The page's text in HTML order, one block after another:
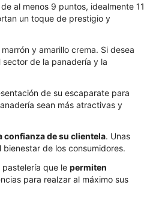
al menos 9 puntos, idealmente 11
un toque de prestigio y
y amarillo crema. Si desea
de la panadería y la
de su escaparate para
sean más atractivas y
confianza de su clientela. Unas
de los consumidores.
que le permiten
para realzar al máximo sus